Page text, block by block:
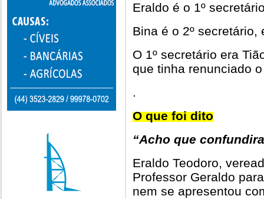
Eraldo é o 1º
Bina é o 2º
O 1º secretário era
que tinha renunciado
.
O que foi dito
“Acho que
Eraldo Teodoro,
Professor Geraldo
nem se apresentou